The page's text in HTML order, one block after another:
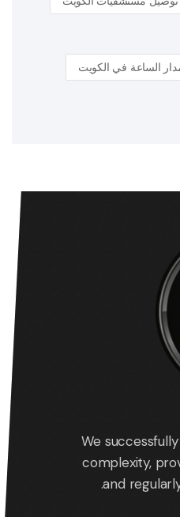
الساعة في الكويت
We
complexity,
and